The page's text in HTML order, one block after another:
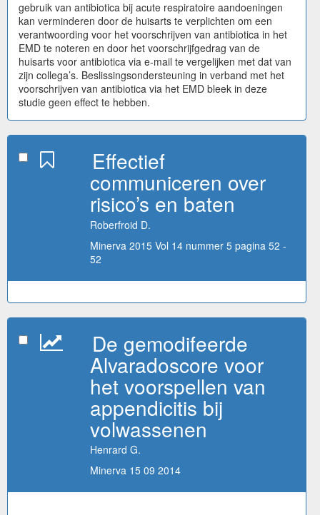
gebruik van antibiotica bij acute respiratoire aandoeningen
kan verminderen door de huisarts te verplichten om een
verantwoording voor het voorschrijven van antibiotica in het
EMD te noteren en door het voorschrijfgedrag van de
huisarts voor antibiotica via e-mail te vergelijken met dat van
zijn collega’s. Beslissingsondersteuning in verband met het
voorschrijven van antibiotica via het EMD bleek in deze
studie geen effect te hebben.
Effectief
communiceren over
risico’s en baten
Roberfroid D.
Minerva 2015 Vol 14 nummer 5 pagina 52 -
52
De gemodifeerde
Alvaradoscore voor
het voorspellen van
appendicitis bij
volwassenen
Henrard G.
Minerva 15 09 2014